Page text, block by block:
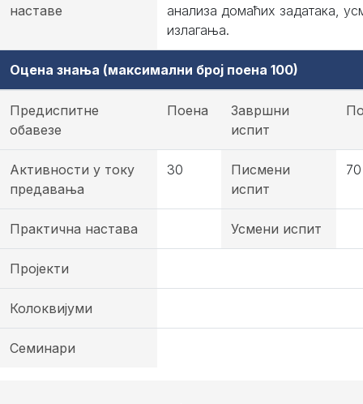
наставе
анализа домаћих задатака,
излагања.
Оцена знања (максимални број поена 100)
Предиспитне
обавезе
Поена
Завршни
испит
Активности у току
предавања
30
Писмени
испит
70
Практична настава Усмени испит
Пројекти
Колоквијуми
Семинари